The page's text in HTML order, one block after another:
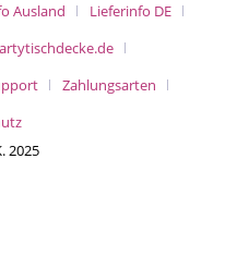
Ausland
Lieferinfo DE
Zahlungsarten
2025